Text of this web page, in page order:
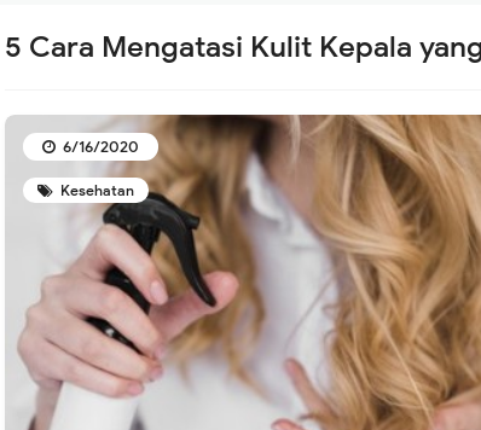
5 Cara Mengatasi Kulit Kepala
Kesehatan
6/16/2020